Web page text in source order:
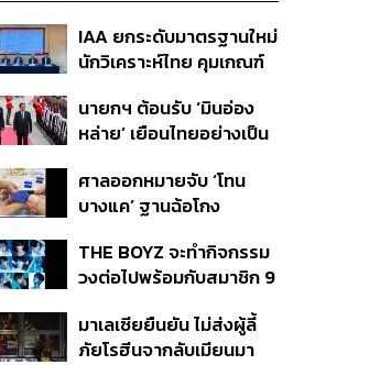
IAA ยกระดับมาตรฐานใหม่
นักวิเคราะห์ไทย คุมเกณฑ์
เปิดตัวเครื่องหมาย IAA
ต่อท้ายชื่อ
นายกฯ ต้อนรับ ‘มินอ่อง
หล่าย’ เยือนไทยอย่างเป็น
คณะ-สักขีพยานลงนาม
MOU
ศาลออกหมายจับ ‘โทน
บางแค’ ฐานฉ้อโกง
แบรนด์ Zeiss ลวงขาย
กล้องส่องพระลิมิเต็ด
THE BOYZ จะทำกิจกรรม
วงต่อไปพร้อมกับสมาชิก 9
มาเลเซียยืนยัน ไม่ส่งผู้ลี้
ภัยโรฮีนจากลับเมียนมา